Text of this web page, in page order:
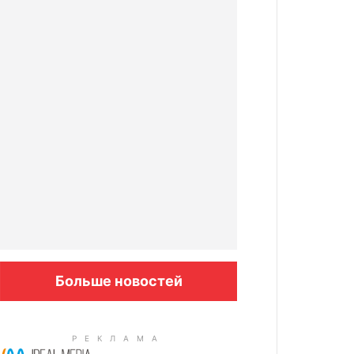
Больше новостей